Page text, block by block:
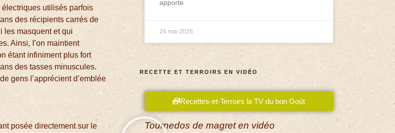
électriques utilisés parfois
des récipients carrés de
les masquent et qui
Ainsi, I’on maintient
étant infiniment plus fort
des tasses minuscules.
gens l’apprécient d’emblée
posée directement sur le
apporte
24 mai 2026
RECETTE ET TERROIRS EN VIDÉO
Recettes-et-Terroirs la TV du bon Goût
Tournedos de magret en vidéo